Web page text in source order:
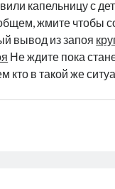
капельницу с
жмите чтобы
вывод из запоя
Не ждите пока
кто в такой же